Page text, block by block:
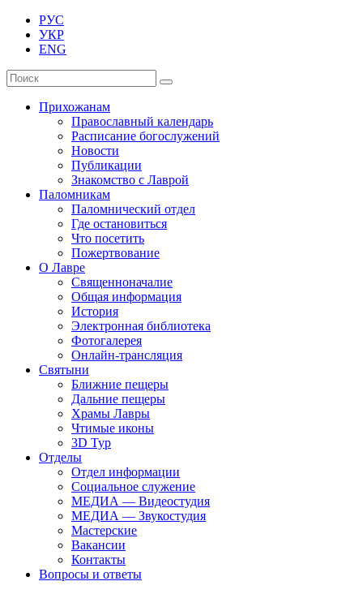
РУС
УКР
ENG
Прихожанам
Православный календарь
Расписание богослужений
Новости
Публикации
Знакомство с Лаврой
Паломникам
Паломнический отдел
Где остановиться
Что посетить
Пожертвование
О Лавре
Священноначалие
Общая информация
История
Электронная библиотека
Фотогалерея
Онлайн-трансляция
Святыни
Ближние пещеры
Дальние пещеры
Храмы Лавры
Чтимые иконы
3D Тур
Отделы
Отдел информации
Социальное служение
МЕДИА — Видеостудия
МЕДИА — Звукостудия
Мастерские
Вакансии
Контакты
Вопросы и ответы